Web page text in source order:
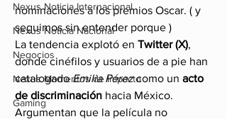
Nexus Noticia Internacional
Nexus Noticia Nacional
Negocios
Nexus Momentos de Impacto
Gaming
nominaciones a los premios Oscar. ( y
seguimos sin entender porque )
La tendencia explotó en Twitter (X),
donde cinéfilos y usuarios de a pie han
catalogado Emilia Pérez como un acto
de discriminación hacia México.
Argumentan que la película no